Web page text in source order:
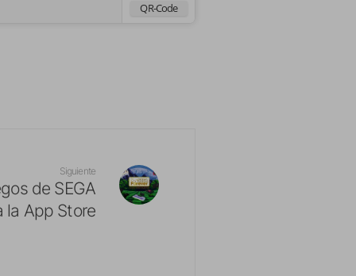
QR-Code
Siguiente
de SEGA
la App Store